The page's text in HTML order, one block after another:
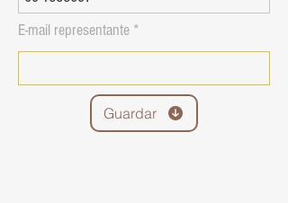
E-mail representante
Guardar